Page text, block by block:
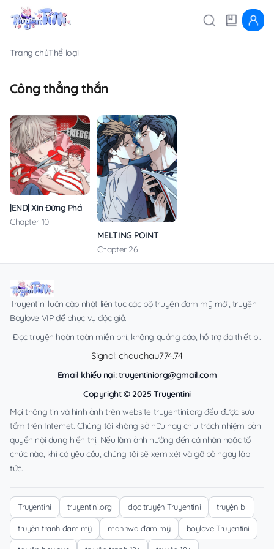
Trang chủThể loại
Công thẳng thắn
|END| Xin Đừng Phá Vỡ Sự Bình Yên Vốn Có
Chapter 10
MELTING POINT
Chapter 26
Truyentini luôn cập nhật liên tục các bộ truyện đam mỹ mới, truyện
Boylove VIP để phục vụ độc giả.
Đọc truyện hoàn toàn miễn phí, không quảng cáo, hỗ trợ đa thiết bị.
Signal: chauchau774.74
Email khiếu nại:truyentiniorg@gmail.com
Copyright © 2025 Truyentini
Mọi thông tin và hình ảnh trên website truyentini.org đều được sưu
tầm trên Internet. Chúng tôi không sở hữu hay chịu trách nhiệm bản
quyền nội dung hiển thị. Nếu làm ảnh hưởng đến cá nhân hoặc tổ
chức nào, khi có yêu cầu, chúng tôi sẽ xem xét và gỡ bỏ ngay lập
tức.
Truyentini truyentini.org đọc truyện Truyentini truyện bl
truyện tranh đam mỹ manhwa đam mỹ boylove Truyentini